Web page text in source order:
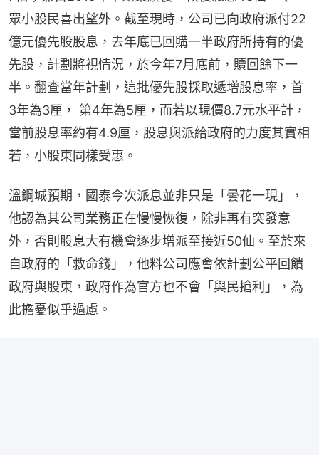
眾小股民喜出望外。截至現時，公司已向政府派付22
億元優先股股息，去年底已回購一半政府所持有的優
先股，計劃將視情況，於今年7月底前，贖回餘下一
半。翻查當年計劃，這批優先股採取遞增股息率，首
3年為3厘， 第4年為5厘，而若以現價8.7元水平計，
當前股息率約有4.9厘，股息與派給政府的力度其實相
若，小股東同樣受惠。
溫鋼城預期，國泰今次派息並非只是「曇花一現」，
他認為其公司業務正在慢慢恢復，除非再有突發意
外，否則股息大有機會逐步增派至接近50仙。至於來
自政府的「救命錢」，他料公司應會依計劃公平回饋
政府與股東，政府作為官方也不會「與民搶利」，為
此擔憂似乎過慮。